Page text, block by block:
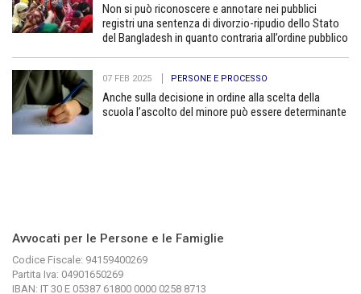
Non si può riconoscere e annotare nei pubblici
registri una sentenza di divorzio-ripudio dello Stato
del Bangladesh in quanto contraria all’ordine pubblico
07 FEB 2025 PERSONE E PROCESSO
Anche sulla decisione in ordine alla scelta della
scuola l’ascolto del minore può essere determinante
Avvocati per le Persone e le Famiglie
Codice Fiscale: 94159400269
Partita Iva: 04901650269
IBAN: IT 30 E 05387 61800 0000 0258 8713